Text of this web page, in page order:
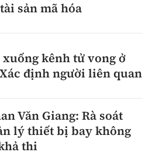
sản mã hóa
kênh tử vong ở
định người liên quan
Văn Giang: Rà soát
lý thiết bị bay không
thi